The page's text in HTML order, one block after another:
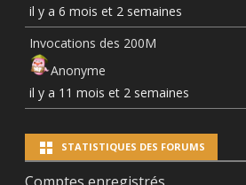
il y a 6 mois et 2 semaines
Invocations des 200M
Anonyme
il y a 11 mois et 2 semaines
STATISTIQUES DES FORUMS